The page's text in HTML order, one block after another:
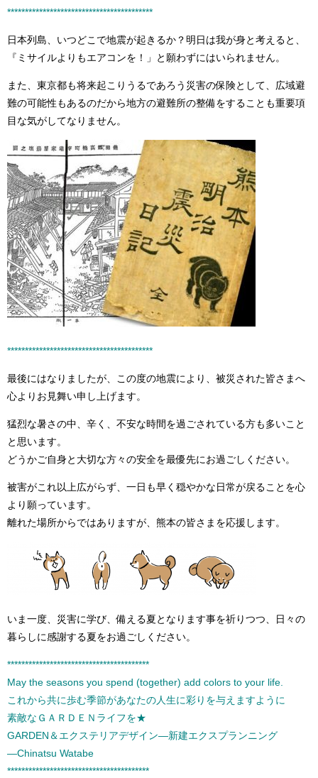
*****************************************
日本列島、いつどこで地震が起きるか？明日は我が身と考えると、
『ミサイルよりもエアコンを！」と願わずにはいられません。
また、東京都も将来起こりうるであろう災害の保険として、広域避
難の可能性もあるのだから地方の避難所の整備をすることも重要項
目な気がしてなりません。
*****************************************
最後にはなりましたが、この度の地震により、被災された皆さまへ
心よりお見舞い申し上げます。
猛烈な暑さの中、辛く、不安な時間を過ごされている方も多いこと
と思います。
どうかご自身と大切な方々の安全を最優先にお過ごしください。
被害がこれ以上広がらず、一日も早く穏やかな日常が戻ることを心
より願っています。
離れた場所からではありますが、熊本の皆さまを応援します。
いま一度、災害に学び、備える夏となります事を祈りつつ、日々の
暮らしに感謝する夏をお過ごしください。
****************************************
May the seasons you spend (together) add colors to your life.
これから共に歩む季節があなたの人生に彩りを与えますように
素敵なＧＡＲＤＥＮライフを★
GARDEN＆エクステリアデザイン―新建エクスプランニング
―Chinatsu Watabe
****************************************